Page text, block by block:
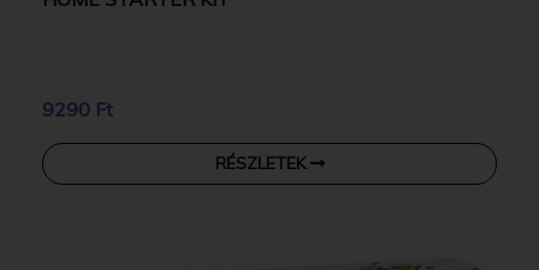
9290 Ft
RÉSZLETEK